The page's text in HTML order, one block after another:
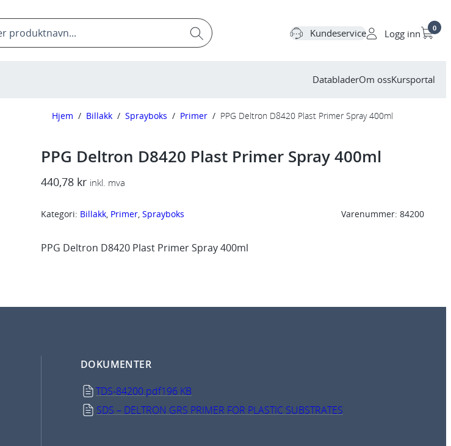
Kundeservice Logg inn 0
DatabladerOm ossKursportal
Hjem / Billakk / Sprayboks / Primer / PPG Deltron D8420 Plast Primer Spray 400ml
PPG Deltron D8420 Plast Primer Spray 400ml
440,78 kr inkl. mva
Kategori: Billakk, Primer, Sprayboks Varenummer: 84200
PPG Deltron D8420 Plast Primer Spray 400ml
DOKUMENTER
TDS-84200.pdf196 KB
SDS – DELTRON GRS PRIMER FOR PLASTIC SUBSTRATES